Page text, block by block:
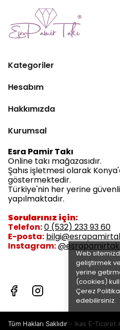
Web
geliştirmek
yerine
(cookies)
Çerez
edebilirsiniz.
Kategoriler
Hesabım
Hakkımızda
Kurumsal
Esra Pamir Takı
Online takı mağazasıdır.
Şahıs işletmesi olarak
göstermektedir.
Türkiye'nin her yerine
yapılmaktadır.
Sorularınız için:
Telefon:0 (532) 233 93 60
E-posta:
Instagram:@esrapamirtaki
Tüm Hakları Saklıdır - ikas E-Ticaret